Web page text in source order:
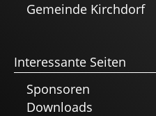
Gemeinde Kirchdorf
Interessante Seiten
Sponsoren
Downloads